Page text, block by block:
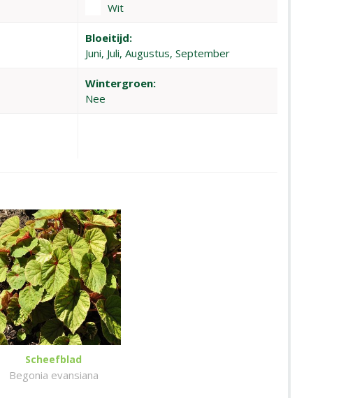
Wit
Bloeitijd:
Juni, Juli, Augustus, September
Wintergroen:
Nee
Scheefblad
Begonia evansiana